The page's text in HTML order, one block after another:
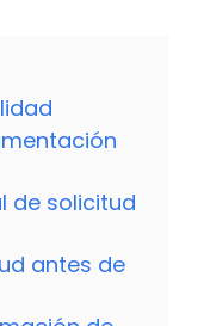
de solicitud
antes de